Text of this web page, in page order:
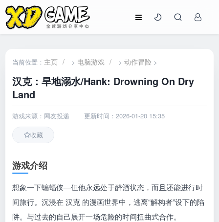
当前位置： 主页 / > 电脑游戏 / >动作冒险 >
汉克：旱地溺水/Hank: Drowning On Dry
Land
游戏来源：网友投递 更新时间：2026-01-20 15:35
收藏
游戏介绍
想象一下蝙蝠侠—但他永远处于醉酒状态，而且还能进行时
间旅行。沉浸在 汉克 的漫画世界中，逃离“解构者”设下的陷
阱。与过去的自己展开一场危险的时间扭曲式合作。